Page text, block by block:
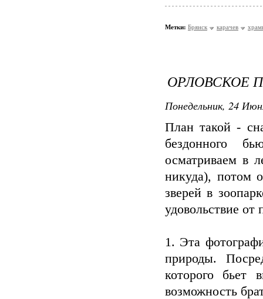
Метки: Брянск карачев
ОРЛОВСКОЕ
Понедельник, 24
План такой -
бездонного
осматриваем в
никуда), потом
зверей в
удовольствие
1. Эта
природы.
которого бьет
возможность